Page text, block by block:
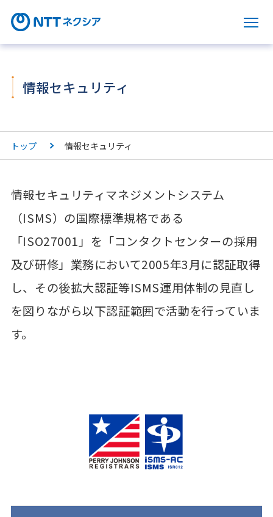
サ
情報セキュリティ
トップ 情報セキュリティ
情報セキュリティマネジメントシステム
（ISMS）の国際標準規格である
「ISO27001」を「コンタクトセンターの採用
及び研修」業務において2005年3月に認証取得
し、その後拡大認証等ISMS運用体制の見直し
を図りながら以下認証範囲で活動を行っていま
す。